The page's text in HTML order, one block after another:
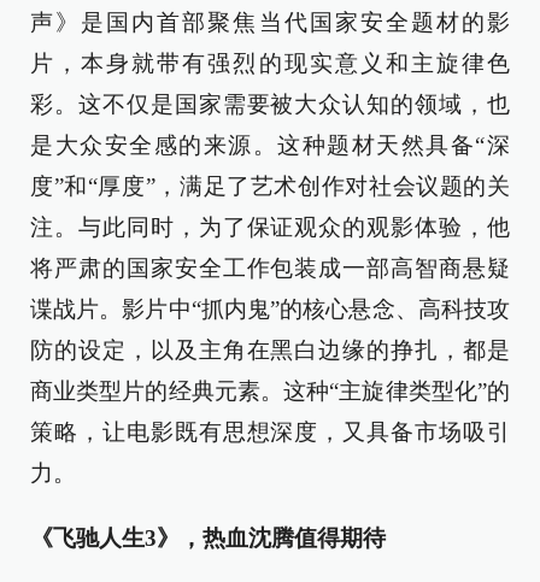
声》是国内首部聚焦当代国家安全题材的影
片，本身就带有强烈的现实意义和主旋律色
彩。这不仅是国家需要被大众认知的领域，也
是大众安全感的来源。这种题材天然具备“深
度”和“厚度”，满足了艺术创作对社会议题的关
注。与此同时，为了保证观众的观影体验，他
将严肃的国家安全工作包装成一部高智商悬疑
谍战片。影片中“抓内鬼”的核心悬念、高科技攻
防的设定，以及主角在黑白边缘的挣扎，都是
商业类型片的经典元素。这种“主旋律类型化”的
策略，让电影既有思想深度，又具备市场吸引
力。
《飞驰人生3》，热血沈腾值得期待